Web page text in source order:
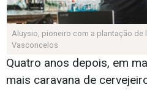
Aluysio, pioneiro com a plantação de
Vasconcelos
Quatro anos depois, em
mais caravana de